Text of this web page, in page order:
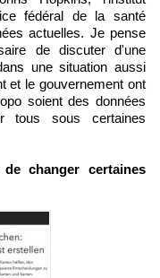
fédéral de la santé
actuelles. Je pense
de discuter d'une
une situation aussi
et le gouvernement ont
soient des données
tous sous certaines
changer certaines